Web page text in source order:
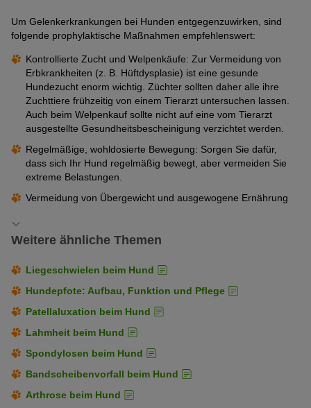
Um Gelenkerkrankungen bei Hunden entgegenzuwirken, sind
folgende prophylaktische Maßnahmen empfehlenswert:
Kontrollierte Zucht und Welpenkäufe: Zur Vermeidung von
Erbkrankheiten (z. B. Hüftdysplasie) ist eine gesunde
Hundezucht enorm wichtig. Züchter sollten daher alle ihre
Zuchttiere frühzeitig von einem Tierarzt untersuchen lassen.
Auch beim Welpenkauf sollte nicht auf eine vom Tierarzt
ausgestellte Gesundheitsbescheinigung verzichtet werden.
Regelmäßige, wohldosierte Bewegung: Sorgen Sie dafür,
dass sich Ihr Hund regelmäßig bewegt, aber vermeiden Sie
extreme Belastungen.
Vermeidung von Übergewicht und ausgewogene Ernährung
Weitere ähnliche Themen
Liegeschwielen beim Hund
Hundepfote: Aufbau, Funktion und Pflege
Patellaluxation beim Hund
Lahmheit beim Hund
Spondylosen beim Hund
Bandscheibenvorfall beim Hund
Arthrose beim Hund